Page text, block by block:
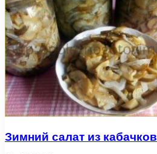
Зимний салат из кабачков